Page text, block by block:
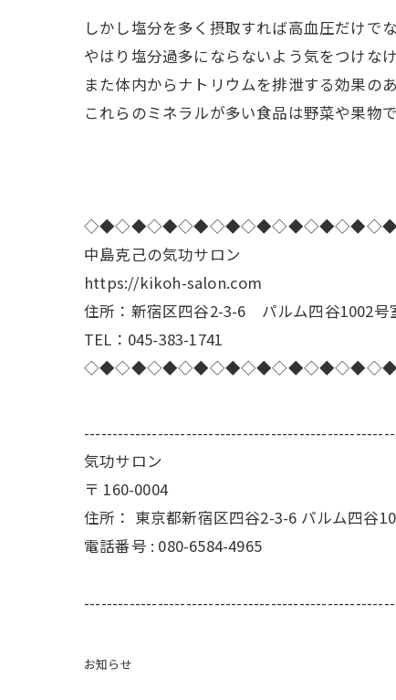
しかし塩分を多く摂取すれば高血圧だけで
やはり塩分過多にならないよう気をつけな
また体内からナトリウムを排泄する効果の
これらのミネラルが多い食品は野菜や果物
中島克己の気功サロン
https://kikoh-salon.com
住所：新宿区四谷2-3-6 パルム四谷1002号
TEL：045-383-1741
気功サロン
〒 160-0004
住所： 東京都新宿区四谷2-3-6 パルム四谷
電話番号 : 080-6584-4965
お知らせ